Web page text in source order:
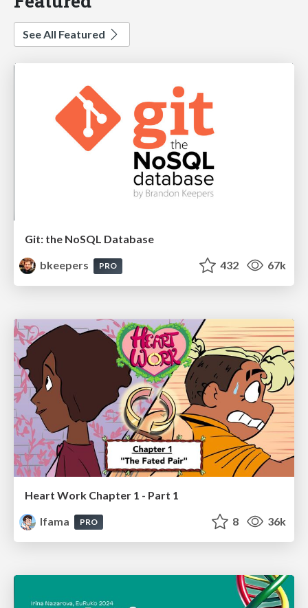
See All Featured
Git: the NoSQL Database
bkeepers
PRO 432 67k
Heart Work Chapter 1 - Part 1
lfama
PRO 8 36k